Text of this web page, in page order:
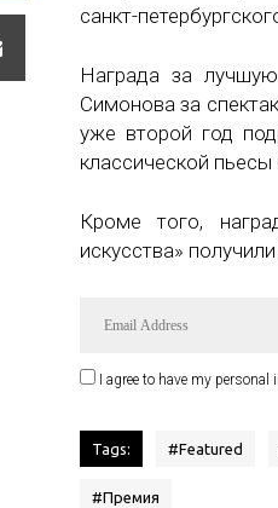
санкт-
Награда за
Симонова за
уже второй год
классической пьесы
Кроме того,
искусства»
I agree to have my
Tags: #Featured
#Премия